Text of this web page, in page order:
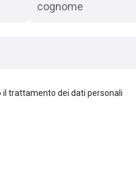
il trattamento dei dati personali